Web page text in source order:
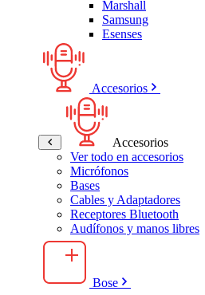
Marshall
Samsung
Esenses
Accesorios
Accesorios
Ver todo en accesorios
Micrófonos
Bases
Cables y Adaptadores
Receptores Bluetooth
Audífonos y manos libres
Bose